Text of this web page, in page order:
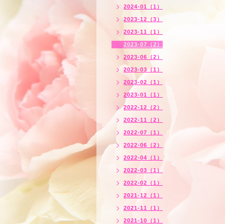
2024-01（1）
2023-12（3）
2023-11（1）
2023-07（2）
2023-06（2）
2023-03（1）
2023-02（1）
2023-01（1）
2022-12（2）
2022-11（2）
2022-07（1）
2022-06（2）
2022-04（1）
2022-03（1）
2022-02（1）
2021-12（1）
2021-11（1）
2021-10（1）